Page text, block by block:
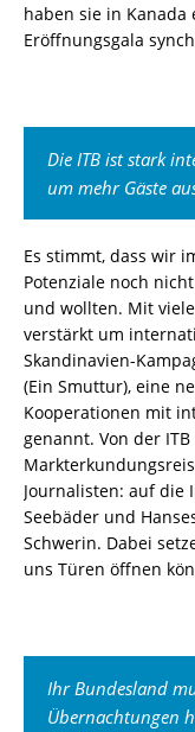
haben sie in
Eröffnungsgala
Die ITB ist stark
um mehr Gäste
Es stimmt, dass wir
Potenziale noch
und wollten. Mit
verstärkt um
Skandinavien-
(Ein Smuttur), eine
Kooperationen mit
genannt. Von der
Journalisten: auf die
Seebäder und
Schwerin. Dabei
uns Türen öffnen
Ihr Bundesland
Übernachtungen